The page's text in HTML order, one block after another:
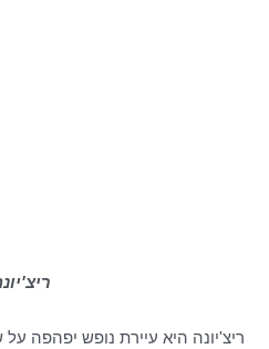
ריצ'יונה היא עיירת נופש יפהפה